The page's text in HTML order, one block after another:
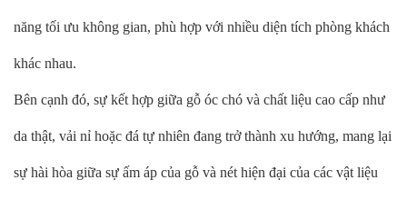
năng tối ưu không gian, phù hợp với nhiều diện tích phòng khách
khác nhau.
Bên cạnh đó, sự kết hợp giữa gỗ óc chó và chất liệu cao cấp như
da thật, vải nỉ hoặc đá tự nhiên đang trở thành xu hướng, mang lại
sự hài hòa giữa sự ấm áp của gỗ và nét hiện đại của các vật liệu